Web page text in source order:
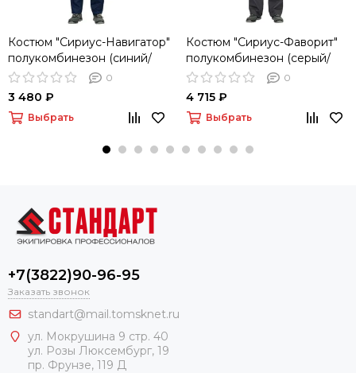
Костюм "Сириус-Навигатор"
полукомбинезон (синий/
василек)
0
3 480 ₽
Выбрать
Костюм "Сириус-Фаворит"
полукомбинезон (серый/
с.серый/красный)0
4 715 ₽
Выбрать
+7(3822)90-96-95
Заказать звонок
standart@mail.tomsknet.ru
ул. Мокрушина 9 стр. 40
ул. Розы Люксембург, 19
пр. Фрунзе, 119 Д